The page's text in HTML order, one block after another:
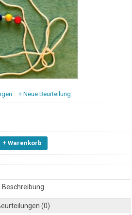
+ Neue Beurteilung
Beschreibung
(0)